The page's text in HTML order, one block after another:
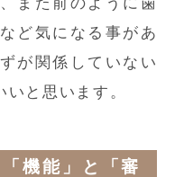
ど気になる事があ
が関係していない
と思います。
機能」と「審